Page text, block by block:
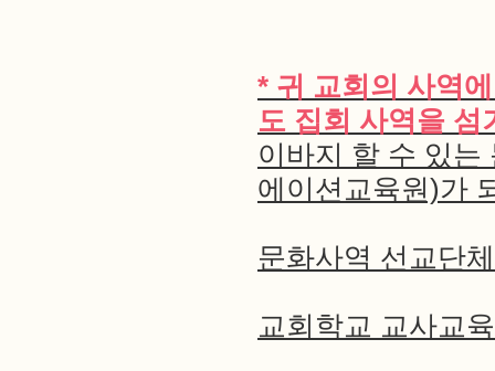
* 귀 교회의 사역
도 집회 사역을
이바지 할 수 있는
에이션교육원)가
문화사역 선교단
교회학교 교사교